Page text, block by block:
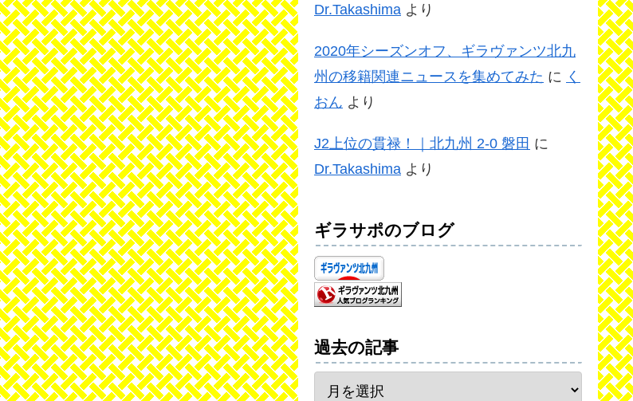
Dr.Takashima より
2020年シーズンオフ、ギラヴァンツ北九
州の移籍関連ニュースを集めてみた に く
おん より
J2上位の貫禄！｜北九州 2-0 磐田 に
Dr.Takashima より
ギラサポのブログ
過去の記事